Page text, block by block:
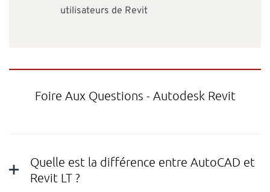
utilisateurs de Revit
Foire Aux Questions - Autodesk Revit
Quelle est la différence entre AutoCAD et
Revit LT ?